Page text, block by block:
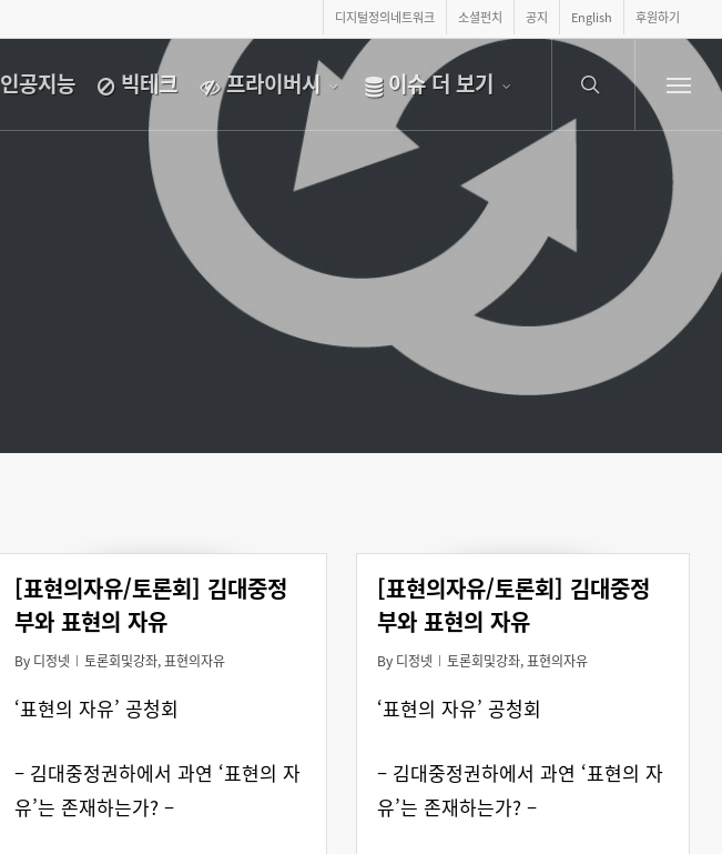
디지털정의네트워크 소셜펀치 공지 English 후원하기
인공지능 빅테크 프라이버시 이슈 더 보기
search
Menu
[표현의자유/토론회] 김대중정
부와 표현의 자유
By 디정넷 토론회및강좌, 표현의자유
‘표현의 자유’ 공청회
– 김대중정권하에서 과연 ‘표현의 자
유’는 존재하는가? –
[표현의자유/토론회] 김대중정
부와 표현의 자유
By 디정넷 토론회및강좌, 표현의자유
‘표현의 자유’ 공청회
– 김대중정권하에서 과연 ‘표현의 자
유’는 존재하는가? –